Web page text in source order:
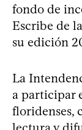
fondo de
Escribe de
su edición
La
a participar
floridenses,